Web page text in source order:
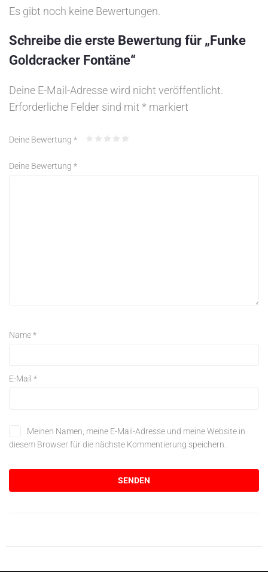
Es gibt noch keine Bewertungen.
Schreibe die erste Bewertung für „Funke
Goldcracker Fontäne“
Deine E-Mail-Adresse wird nicht veröffentlicht.
Erforderliche Felder sind mit * markiert
Deine Bewertung *
Deine Bewertung *
Name*
E-Mail *
Meinen Namen, meine E-Mail-Adresse und meine Website in
diesem Browser für die nächste Kommentierung speichern.